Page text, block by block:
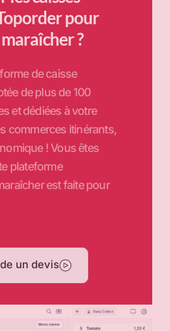
pour
?
de caisse
de plus de 100
et dédiées à votre
commerces itinérants,
! Vous êtes
plateforme
est faite pour
un devis